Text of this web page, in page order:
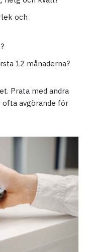
och
12 månaderna?
Prata med andra
ofta avgörande för